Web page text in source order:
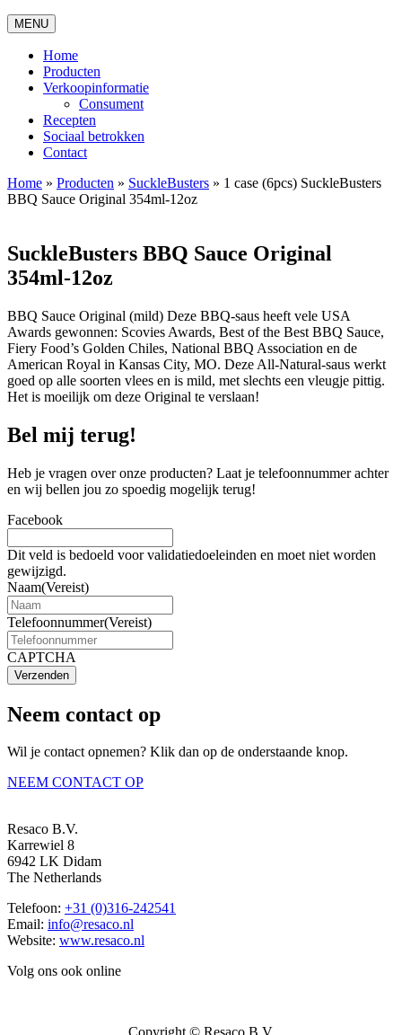
MENU
Home
Producten
Verkoopinformatie
Consument
Recepten
Sociaal betrokken
Contact
Home » Producten » SuckleBusters » 1 case (6pcs) SuckleBusters
BBQ Sauce Original 354ml-12oz
SuckleBusters BBQ Sauce Original
354ml-12oz
BBQ Sauce Original (mild) Deze BBQ-saus heeft vele USA
Awards gewonnen: Scovies Awards, Best of the Best BBQ Sauce,
Fiery Food’s Golden Chiles, National BBQ Association en de
American Royal in Kansas City, MO. Deze All-Natural-saus werkt
goed op alle soorten vlees en is mild, met slechts een vleugje pittig.
Het is moeilijk om deze Original te verslaan!
Bel mij terug!
Heb je vragen over onze producten? Laat je telefoonnummer achter
en wij bellen jou zo spoedig mogelijk terug!
Facebook
Dit veld is bedoeld voor validatiedoeleinden en moet niet worden
gewijzigd.
Naam(Vereist)
Telefoonnummer(Vereist)
CAPTCHA
Verzenden
Neem contact op
Wil je contact opnemen? Klik dan op de onderstaande knop.
NEEM CONTACT OP
Resaco B.V.
Karrewiel 8
6942 LK Didam
The Netherlands
Telefoon: +31 (0)316-242541
Email: info@resaco.nl
Website: www.resaco.nl
Volg ons ook online